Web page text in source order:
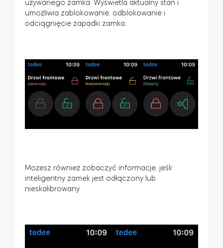
używanego zamka. Wyświetla aktualny stan i
umożliwia zablokowanie, odblokowanie i
odciągnięcie zapadki zamka.
Możesz również zobaczyć informacje, jeśli
inteligentny zamek jest odłączony lub
nieskalibrowany.